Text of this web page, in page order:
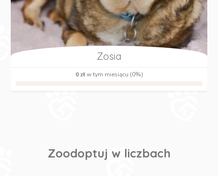
Zosia
0 złw tym miesiącu (0%)
Zoodoptuj w liczbach